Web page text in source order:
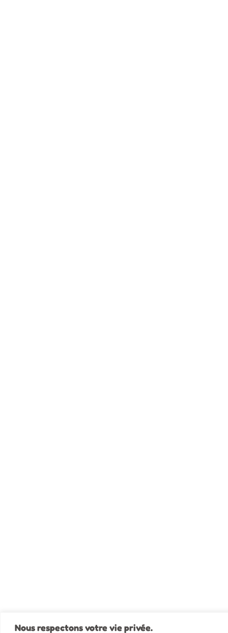
Nous respectons votre vie privée.